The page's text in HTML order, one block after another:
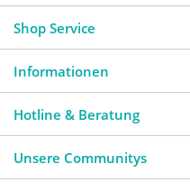
Shop Service
Informationen
Hotline & Beratung
Unsere Communitys